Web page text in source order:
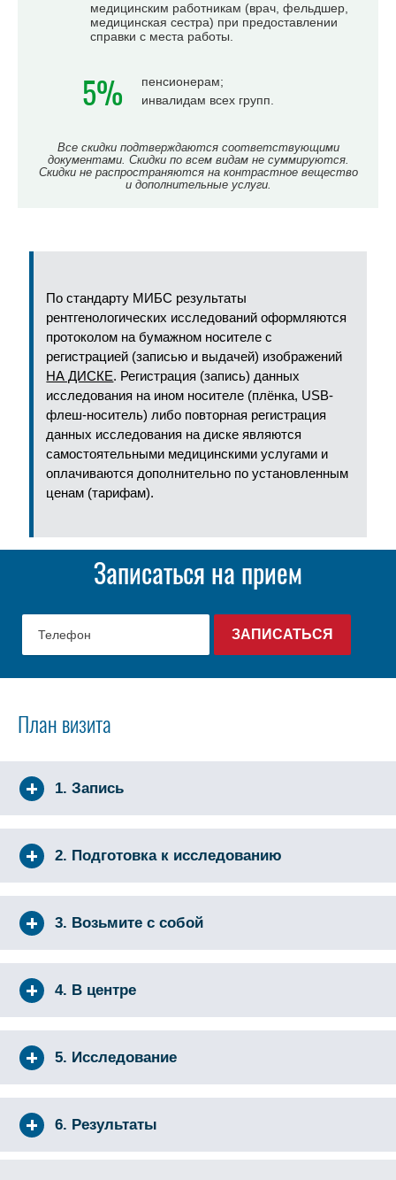
медицинским работникам (врач, фельдшер,
медицинская сестра) при предоставлении
справки с места работы.
5%
пенсионерам;
инвалидам всех групп.
Все скидки подтверждаются соответствующими
документами. Скидки по всем видам не суммируются.
Скидки не распространяются на контрастное вещество
и дополнительные услуги.
По стандарту МИБС результаты
рентгенологических исследований оформляются
протоколом на бумажном носителе с
регистрацией (записью и выдачей) изображений
НА ДИСКЕ. Регистрация (запись) данных
исследования на ином носителе (плёнка, USB-
флеш-носитель) либо повторная регистрация
данных исследования на диске являются
самостоятельными медицинскими услугами и
оплачиваются дополнительно по установленным
ценам (тарифам).
Записаться на прием
План визита
1. Запись
2. Подготовка к исследованию
3. Возьмите с собой
4. В центре
5. Исследование
6. Результаты